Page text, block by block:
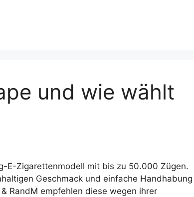
und wie wählt
E-Zigarettenmodell mit bis zu 50.000 Zügen.
Geschmack und einfache Handhabung
RandM empfehlen diese wegen ihrer